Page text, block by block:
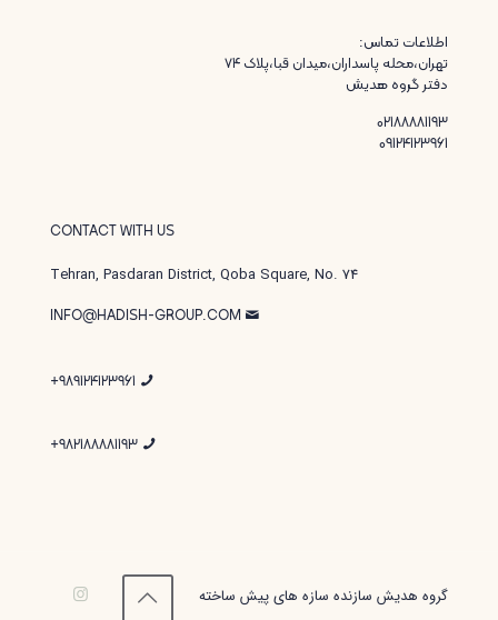
اطلاعات تماس:
تهران،محله پاسداران،میدان قبا،پلاک ۷۴
دفتر گروه هدیش
02188881193
09124123961
CONTACT WITH US
Tehran, Pasdaran District, Qoba Square, No. 74
گروه هدیش سازنده سازه های پیش ساخته